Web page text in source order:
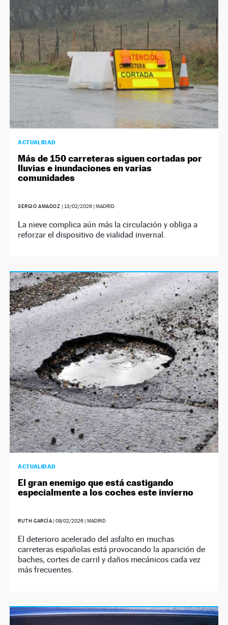
ACTUALIDAD
Más de 150 carreteras siguen cortadas por
lluvias e inundaciones en varias
comunidades
SERGIO AMADOZ | 13/02/2026| MADRID
La nieve complica aún más la circulación y obliga a
reforzar el dispositivo de vialidad invernal.
ACTUALIDAD
El gran enemigo que está castigando
especialmente a los coches este invierno
RUTH GARCÍA |09/02/2026 | MADRID
El deterioro acelerado del asfalto en muchas
carreteras españolas está provocando la aparición de
baches, cortes de carril y daños mecánicos cada vez
más frecuentes.